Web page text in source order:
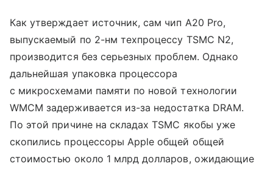
Как утверждает источник, сам чип A20 Pro,
выпускаемый по 2-нм техпроцессу TSMC N2,
производится без серьезных проблем. Однако
дальнейшая упаковка процессора
с микросхемами памяти по новой технологии
WMCM задерживается из-за недостатка DRAM.
По этой причине на складах TSMC якобы уже
скопились процессоры Apple общей общей
стоимостью около 1 млрд долларов, ожидающие